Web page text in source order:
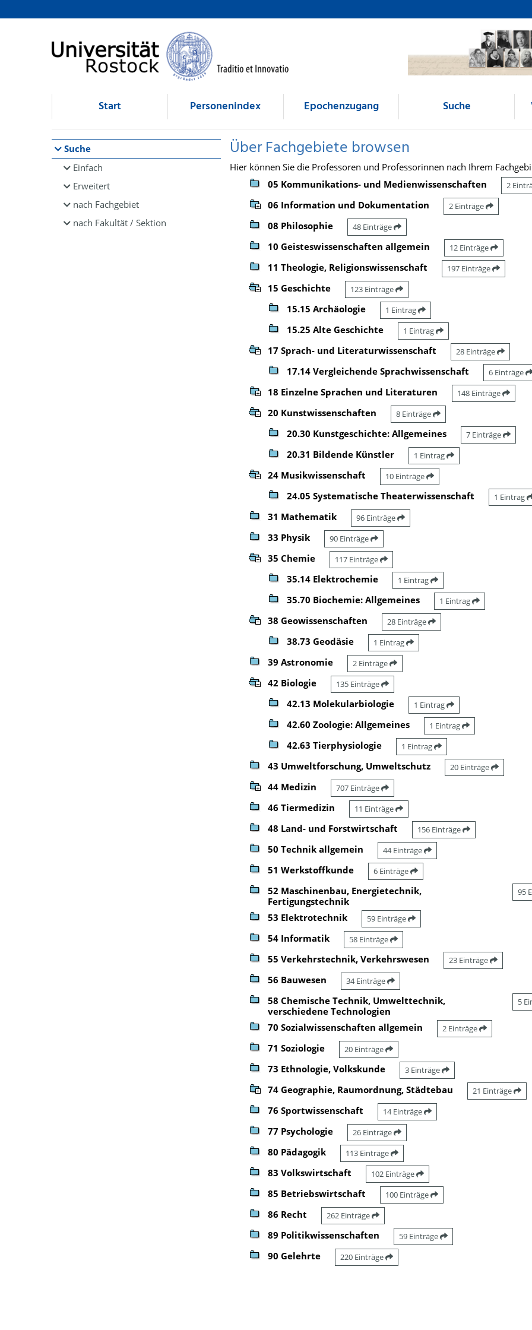
Browsen
direkt zum Inhalt
Start Personenindex Epochenzugang Suche
Suche
Einfach
Erweitert
nach Fachgebiet
nach Fakultät / Sektion
Über Fachgebiete browsen
Hier können Sie die Professoren und Professorinnen nach Ihrem
05 Kommunikations- und Medienwissenschaften
2
06 Information und Dokumentation 2 Einträge
08 Philosophie 48 Einträge
10 Geisteswissenschaften allgemein 12 Einträge
11 Theologie, Religionswissenschaft 197 Einträge
15 Geschichte 123 Einträge
15.15 Archäologie 1 Eintrag
15.25 Alte Geschichte 1 Eintrag
17 Sprach- und Literaturwissenschaft 28 Einträge
17.14 Vergleichende Sprachwissenschaft 6 Einträge
18 Einzelne Sprachen und Literaturen 148 Einträge
20 Kunstwissenschaften 8 Einträge
20.30 Kunstgeschichte: Allgemeines 7 Einträge
20.31 Bildende Künstler 1 Eintrag
24 Musikwissenschaft 10 Einträge
24.05 Systematische Theaterwissenschaft 1 Eintrag
31 Mathematik 96 Einträge
33 Physik 90 Einträge
35 Chemie 117 Einträge
35.14 Elektrochemie 1 Eintrag
35.70 Biochemie: Allgemeines 1 Eintrag
38 Geowissenschaften 28 Einträge
38.73 Geodäsie 1 Eintrag
39 Astronomie 2 Einträge
42 Biologie 135 Einträge
42.13 Molekularbiologie 1 Eintrag
42.60 Zoologie: Allgemeines 1 Eintrag
42.63 Tierphysiologie 1 Eintrag
43 Umweltforschung, Umweltschutz 20 Einträge
44 Medizin 707 Einträge
46 Tiermedizin 11 Einträge
48 Land- und Forstwirtschaft 156 Einträge
50 Technik allgemein 44 Einträge
51 Werkstoffkunde 6 Einträge
52 Maschinenbau, Energietechnik,
Fertigungstechnik
95
53 Elektrotechnik 59 Einträge
54 Informatik 58 Einträge
55 Verkehrstechnik, Verkehrswesen 23 Einträge
56 Bauwesen 34 Einträge
58 Chemische Technik, Umwelttechnik,
verschiedene Technologien
5
70 Sozialwissenschaften allgemein 2 Einträge
71 Soziologie 20 Einträge
73 Ethnologie, Volkskunde 3 Einträge
74 Geographie, Raumordnung, Städtebau 21 Einträge
76 Sportwissenschaft 14 Einträge
77 Psychologie 26 Einträge
80 Pädagogik 113 Einträge
83 Volkswirtschaft 102 Einträge
85 Betriebswirtschaft 100 Einträge
86 Recht 262 Einträge
89 Politikwissenschaften 59 Einträge
90 Gelehrte 220 Einträge